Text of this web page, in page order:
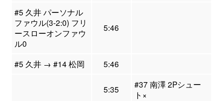
#5 久井 パーソナル
ファウル(3-2:0) フリ
ースローオンファウ
ル0
5:46
#5 久井 → #14 松岡 5:46
5:35
#37 南澤 2Pシュー
ト×